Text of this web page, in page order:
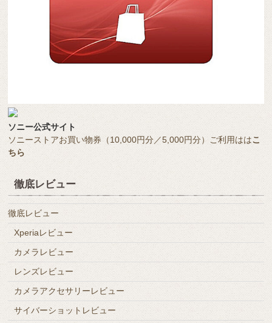
ソニー公式サイト
ソニーストアお買い物券（10,000円分／5,000円分）ご利用ははこ
ちら
徹底レビュー
徹底レビュー
Xperiaレビュー
カメラレビュー
レンズレビュー
カメラアクセサリーレビュー
サイバーショットレビュー